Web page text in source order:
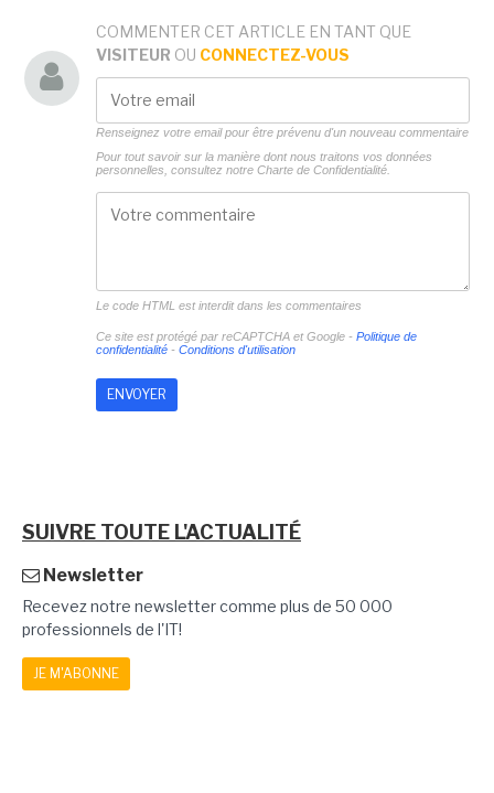
COMMENTER CET ARTICLE EN TANT QUE
VISITEUR OU CONNECTEZ-VOUS
Renseignez votre email pour être prévenu d'un nouveau commentaire
Pour tout savoir sur la manière dont nous traitons vos données
personnelles, consultez notre Charte de Confidentialité.
Le code HTML est interdit dans les commentaires
Ce site est protégé par reCAPTCHA et Google - Politique de
confidentialité- Conditions d'utilisation
SUIVRE TOUTE L'ACTUALITÉ
Newsletter
Recevez notre newsletter comme plus de 50 000
professionnels de l'IT!
JE M'ABONNE